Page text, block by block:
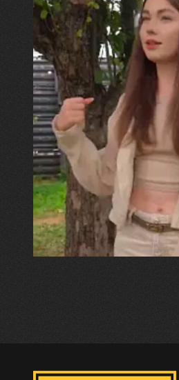
30.07.2026
Калина, Дарина та Віра
"Хвиля була, як
прозора і
встигла